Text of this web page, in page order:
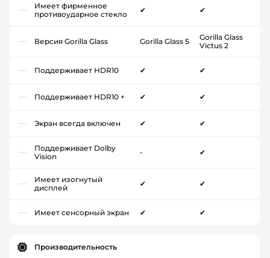
Имеет фирменное
противоударное стекло
✔ ✔
Версия Gorilla Glass Gorilla Glass 5
Gorilla Glass
Victus 2
Поддерживает HDR10 ✔ ✔
Поддерживает HDR10 + ✔ ✔
Экран всегда включен ✔ ✔
Поддерживает Dolby
Vision
- ✔
Имеет изогнутый
дисплей
✔ ✔
Имеет сенсорный экран ✔ ✔
Производительность